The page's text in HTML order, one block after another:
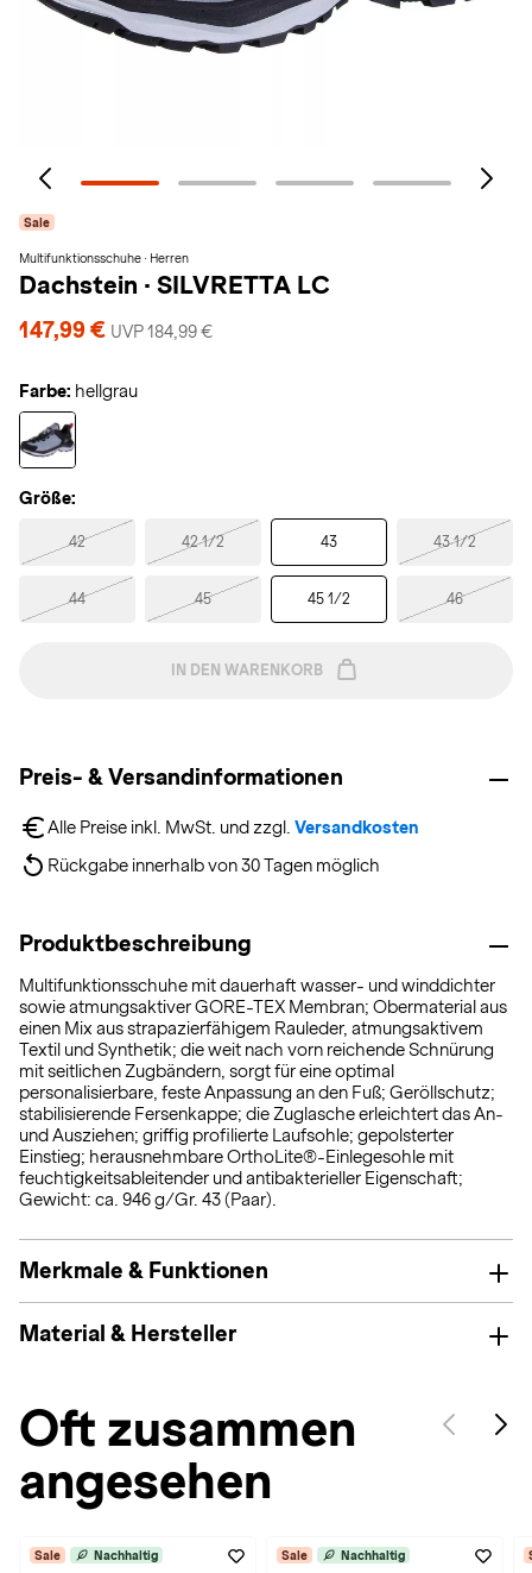
Sale
Multifunktionsschuhe · Herren
Dachstein · SILVRETTA LC
147,99 € UVP 184,99 €
Farbe: hellgrau
Größe:
42 42 1/2 43 43 1/2
44 45 45 1/2 46
IN DEN WARENKORB
Preis- & Versandinformationen
Alle Preise inkl. MwSt. und zzgl. Versandkosten
Rückgabe innerhalb von 30 Tagen möglich
Produktbeschreibung
Multifunktionsschuhe mit dauerhaft wasser- und winddichter
sowie atmungsaktiver GORE-TEX Membran; Obermaterial aus
einen Mix aus strapazierfähigem Rauleder, atmungsaktivem
Textil und Synthetik; die weit nach vorn reichende Schnürung
mit seitlichen Zugbändern, sorgt für eine optimal
personalisierbare, feste Anpassung an den Fuß; Geröllschutz;
stabilisierende Fersenkappe; die Zuglasche erleichtert das An-
und Ausziehen; griffig profilierte Laufsohle; gepolsterter
Einstieg; herausnehmbare OrthoLite®-Einlegesohle mit
feuchtigkeitsableitender und antibakterieller Eigenschaft;
Gewicht: ca. 946 g/Gr. 43 (Paar).
Merkmale & Funktionen
Material & Hersteller
Oft zusammen
angesehen
Sale Nachhaltig Sale Nachhaltig